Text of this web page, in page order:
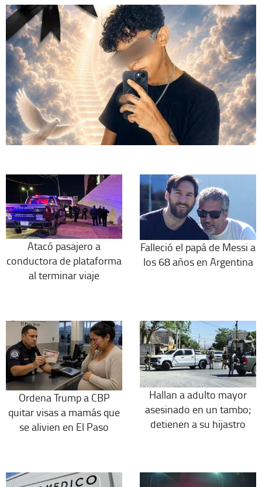
Atacó pasajero a
conductora de plataforma
al terminar viaje
Falleció el papá de Messi a
los 68 años en Argentina
Ordena Trump a CBP
quitar visas a mamás que
se alivien en El Paso
Hallan a adulto mayor
asesinado en un tambo;
detienen a su hijastro